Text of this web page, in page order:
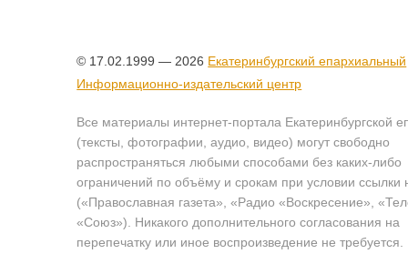
© 17.02.1999 — 2026 Екатеринбургский епархиальный
Информационно-издательский центр
Все материалы интернет-портала Екатеринбургской
(тексты, фотографии, аудио, видео) могут свободно
распространяться любыми способами без каких-либо
ограничений по объёму и срокам при условии ссылки
(«Православная газета», «Радио «Воскресение»,
«Союз»). Никакого дополнительного согласования на
перепечатку или иное воспроизведение не требуется.